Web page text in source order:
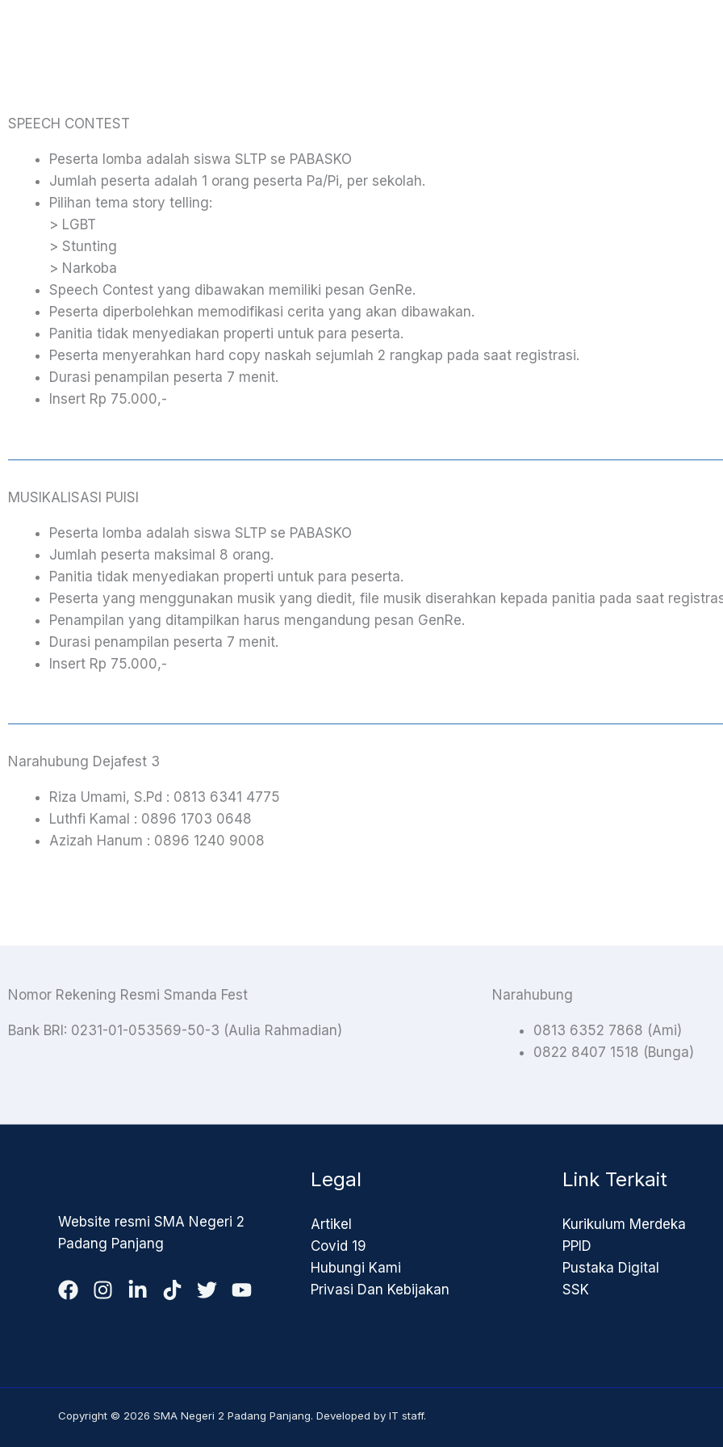
SPEECH CONTEST
Peserta lomba adalah siswa SLTP se PABASKO
Jumlah peserta adalah 1 orang peserta Pa/Pi, per sekolah.
Pilihan tema story telling:
> LGBT
> Stunting
> Narkoba
Speech Contest yang dibawakan memiliki pesan GenRe.
Peserta diperbolehkan memodifikasi cerita yang akan dibawakan.
Panitia tidak menyediakan properti untuk para peserta.
Peserta menyerahkan hard copy naskah sejumlah 2 rangkap pada saat registrasi.
Durasi penampilan peserta 7 menit.
Insert Rp 75.000,-
MUSIKALISASI PUISI
Peserta lomba adalah siswa SLTP se PABASKO
Jumlah peserta maksimal 8 orang.
Panitia tidak menyediakan properti untuk para peserta.
Peserta yang menggunakan musik yang diedit, file musik diserahkan kepada panitia pada saat
Penampilan yang ditampilkan harus mengandung pesan GenRe.
Durasi penampilan peserta 7 menit.
Insert Rp 75.000,-
Narahubung Dejafest 3
Riza Umami, S.Pd : 0813 6341 4775
Luthfi Kamal : 0896 1703 0648
Azizah Hanum : 0896 1240 9008
Nomor Rekening Resmi Smanda Fest
Bank BRI: 0231-01-053569-50-3 (Aulia Rahmadian)
Narahubung
0813 6352 7868 (Ami)
0822 8407 1518 (Bunga)
Website resmi SMA Negeri 2
Padang Panjang
Legal
Artikel
Covid 19
Hubungi Kami
Privasi Dan Kebijakan
Link Terkait
Kurikulum Merdeka
PPID
Pustaka Digital
SSK
Copyright © 2026 SMA Negeri 2 Padang Panjang. Developed by IT staff.